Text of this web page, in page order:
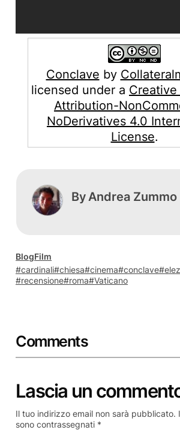
Conclave by
licensed under a
Attribution-
NoDerivatives 4.0
License.
By Andrea Zummo
BlogFilm
cardinali chiesa cinema conclave
recensione roma Vaticano
Comments
Lascia un
Il tuo indirizzo email non sarà pubblicato.
sono contrassegnati *